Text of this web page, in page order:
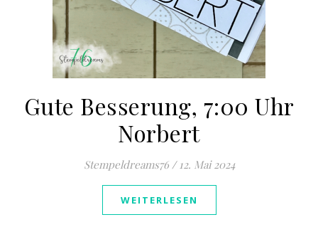
Gute Besserung, 7:00 Uhr
Norbert
Stempeldreams76 / 12. Mai 2024
WEITERLESEN